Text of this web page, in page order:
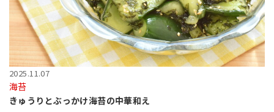
2025.11.07
海苔
きゅうりとぶっかけ海苔の中華和え